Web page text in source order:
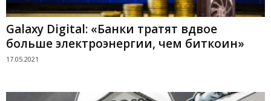
Galaxy Digital: «Банки тратят вдвое
больше электроэнергии, чем биткоин»
17.05.2021